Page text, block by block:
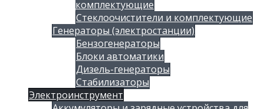
комплектующие
Стеклоочистители и комплектующие
Генераторы (электростанции)
Бензогенераторы
Блоки автоматики
Дизель-генераторы
Стабилизаторы
Электроинструмент